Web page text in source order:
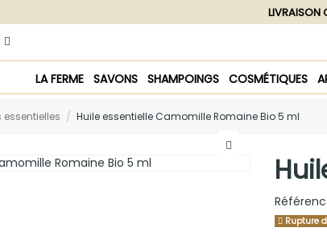
LIVRAISON
LA FERME SAVONS SHAMPOINGS COSMÉTIQUES
essentielles Huile essentielle Camomille Romaine Bio 5 ml
Rupture